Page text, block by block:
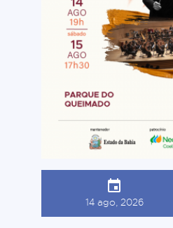
14 ago, 2026